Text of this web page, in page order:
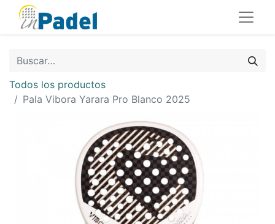
Todos los productos
Pala Vibora Yarara Pro Blanco 2025